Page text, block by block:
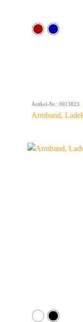
Artikel-Nr.: 0013823
Armband,